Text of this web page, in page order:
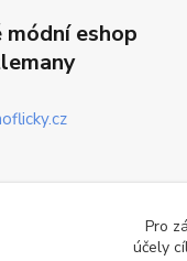
eshop
Pro
účely